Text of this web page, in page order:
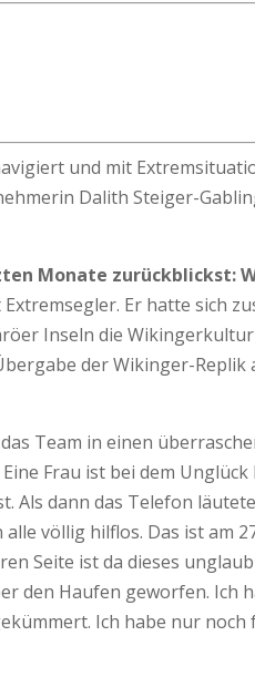
und mit
Dalith Steiger-
Monate zurückblickst:
Er hatte sich
Inseln die
der Wikinger-
Team in einen
Frau ist bei dem
Als dann das Telefon
völlig hilflos. Das ist am
Seite ist da dieses
den Haufen geworfen. Ich
Ich habe nur